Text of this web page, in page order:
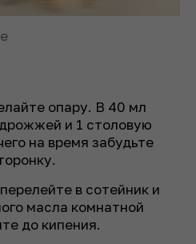
опару. В 40 мл
и 1 столовую
на время забудьте
в сотейник и
масла комнатной
до кипения.